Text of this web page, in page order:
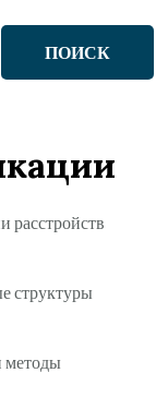
ПОИСК
расстройств
структуры
методы